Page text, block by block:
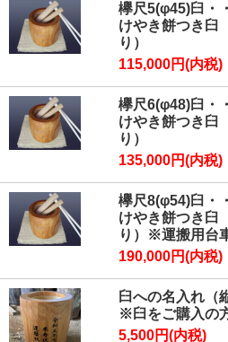
欅尺5(φ45)臼・
けやき餅つき臼
り）
115,000円(内税)
欅尺6(φ48)臼・
けやき餅つき臼
り）
135,000円(内税)
欅尺8(φ54)臼・
けやき餅つき臼
り）※運搬用台
190,000円(内税)
臼への名入れ
※臼をご購入の
5,500円(内税)